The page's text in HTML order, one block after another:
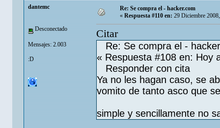
dantemc
Desconectado
Mensajes: 2.003
:D
Re: Se compra el - hacker.com
«Respuesta #110 en:29 Diciembre
Citar
Re: Se compra el -
« Respuesta #108 en: Hoy
Responder con cita
Ya no les hagan caso, se
vomito de tanto asco que
simple y sencillamente no